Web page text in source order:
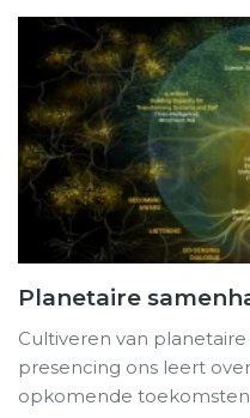
Planetaire
Cultiveren van
presencing ons leert
opkomende